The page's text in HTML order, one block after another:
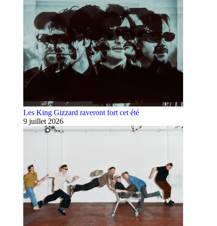
Les King Gizzard raveront fort cet été
9 juillet 2026